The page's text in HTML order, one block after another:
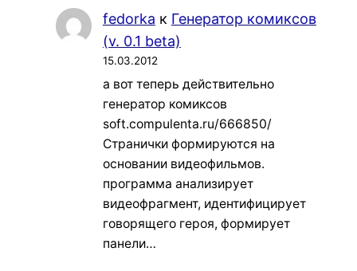
fedorka к Генератор комиксов
(v. 0.1 beta)
15.03.2012
а вот теперь действительно
генератор комиксов
soft.compulenta.ru/666850/
Странички формируются на
основании видеофильмов.
программа анализирует
видеофрагмент, идентифицирует
говорящего героя, формирует
панели…